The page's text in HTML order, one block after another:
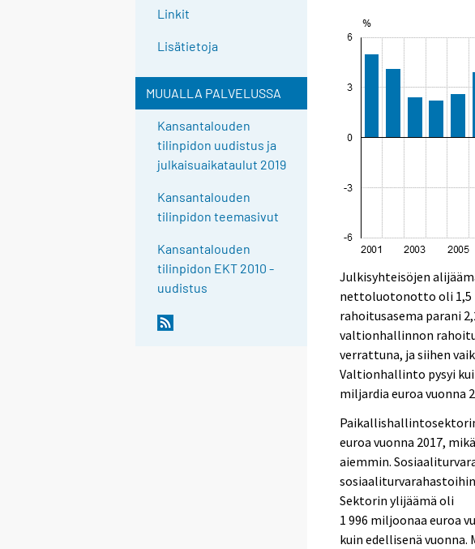
Linkit
Lisätietoja
MUUALLA PALVELUSSA
Kansantalouden
tilinpidon uudistus ja
julkaisuaikataulut 2019
Kansantalouden
tilinpidon teemasivut
Kansantalouden
tilinpidon EKT 2010 -
uudistus
Julkisyhteisöjen
nettoluotonotto oli 1,5
rahoitusasema parani
valtionhallinnon
verrattuna, ja siihen
Valtionhallinto pysyi
miljardia euroa vuonna
euroa vuonna 2017,
aiemmin.
Sektorin ylijäämä oli
1 996 miljoonaa euroa
kuin edellisenä